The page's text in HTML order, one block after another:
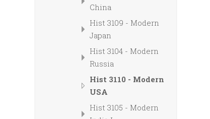
China
Hist 3109 - Modern
Japan
Hist 3104 - Modern
Russia
Hist 3110 - Modern
USA
Hist 3105 - Modern